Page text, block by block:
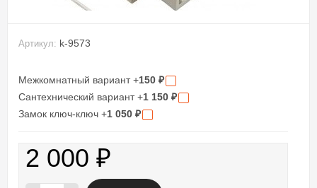
Артикул: k-9573
Межкомнатный вариант +150 ₽
Сантехнический вариант +1 150 ₽
Замок ключ-ключ +1 050 ₽
2 000 ₽